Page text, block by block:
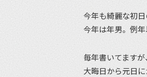
今年も綺麗な初
今年は年男。例
毎年書いてます
大晦日から元日